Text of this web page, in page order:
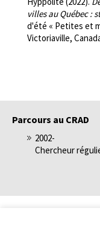
villes au Québec :
d'été « Petites et
Victoriaville,
Parcours au CRAD
2002-
Chercheur